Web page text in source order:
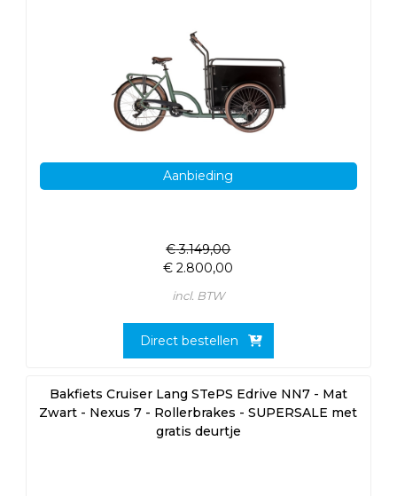
Aanbieding
€ 3.149,00
€ 2.800,00
incl. BTW
Direct bestellen
Bakfiets Cruiser Lang STePS Edrive NN7 - Mat
Zwart - Nexus 7 - Rollerbrakes - SUPERSALE met
gratis deurtje